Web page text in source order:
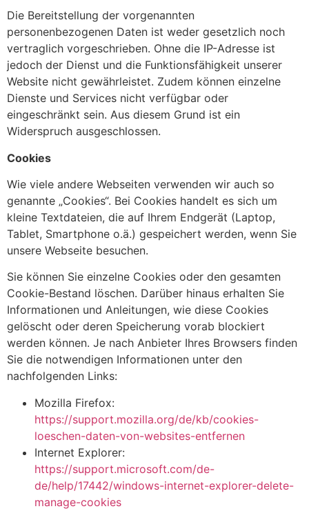
Die Bereitstellung der vorgenannten
personenbezogenen Daten ist weder gesetzlich noch
vertraglich vorgeschrieben. Ohne die IP-Adresse ist
jedoch der Dienst und die Funktionsfähigkeit unserer
Website nicht gewährleistet. Zudem können einzelne
Dienste und Services nicht verfügbar oder
eingeschränkt sein. Aus diesem Grund ist ein
Widerspruch ausgeschlossen.
Cookies
Wie viele andere Webseiten verwenden wir auch so
genannte „Cookies“. Bei Cookies handelt es sich um
kleine Textdateien, die auf Ihrem Endgerät (Laptop,
Tablet, Smartphone o.ä.) gespeichert werden, wenn Sie
unsere Webseite besuchen.
Sie können Sie einzelne Cookies oder den gesamten
Cookie-Bestand löschen. Darüber hinaus erhalten Sie
Informationen und Anleitungen, wie diese Cookies
gelöscht oder deren Speicherung vorab blockiert
werden können. Je nach Anbieter Ihres Browsers finden
Sie die notwendigen Informationen unter den
nachfolgenden Links:
Mozilla Firefox:
https://support.mozilla.org/de/kb/cookies-
loeschen-daten-von-websites-entfernen
Internet Explorer:
https://support.microsoft.com/de-
de/help/17442/windows-internet-explorer-delete-
manage-cookies